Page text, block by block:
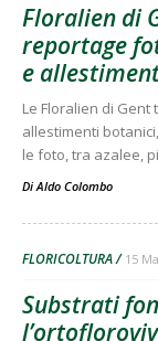
Floralien di
reportage
e
Le Floralien di
allestimenti
le foto, tra azalee,
Di Aldo Colombo
FLORICOLTURA 15
Substrati